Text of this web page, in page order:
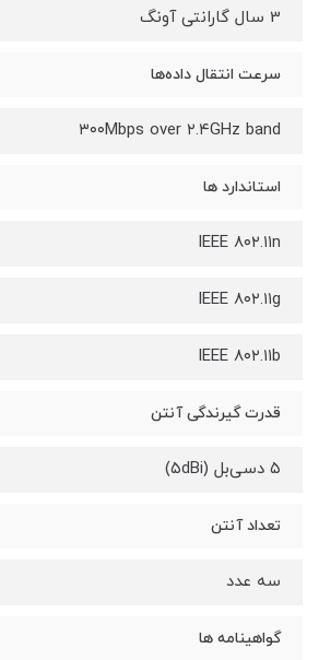
3 سال گارانتی آونگ
سرعت انتقال داده‌ها
۳۰۰Mbps over ۲.۴GHz band
استاندارد ها
IEEE ۸۰۲.۱۱n
IEEE ۸۰۲.۱۱g
IEEE ۸۰۲.۱۱b
قدرت گیرندگی آنتن
۵ دسی‌بل (۵dBi)
تعداد آنتن
سه عدد
گواهینامه‌ ها